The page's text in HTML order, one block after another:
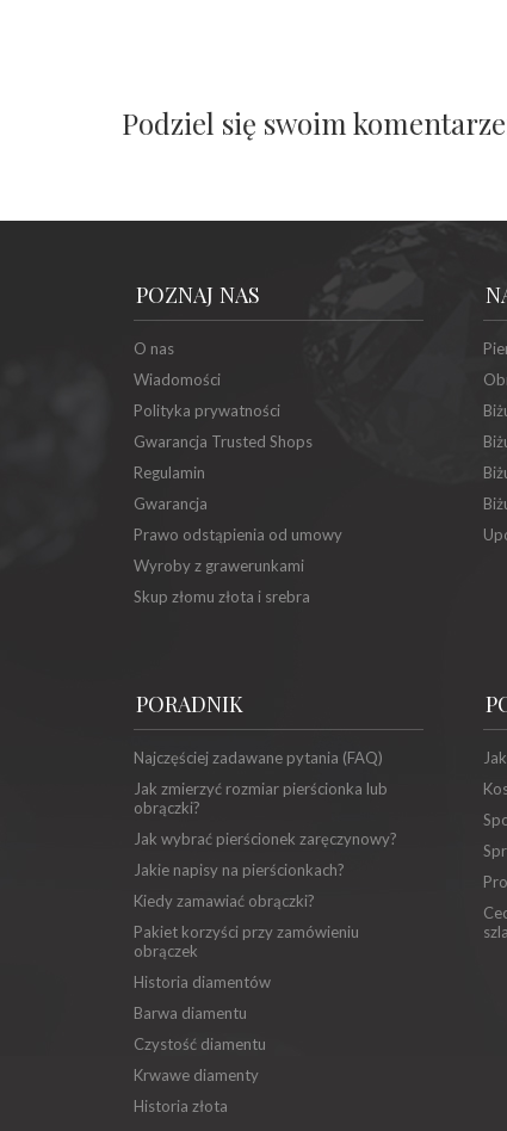
Podziel się swoim
POZNAJ NAS
O nas
Wiadomości
Polityka prywatności
Gwarancja Trusted Shops
Regulamin
Gwarancja
Prawo odstąpienia od umowy
Wyroby z grawerunkami
Skup złomu złota i srebra
PORADNIK
Najczęściej zadawane pytania (FAQ)
Jak zmierzyć rozmiar pierścionka lub
obrączki?
Jak wybrać pierścionek zaręczynowy?
Jakie napisy na pierścionkach?
Kiedy zamawiać obrączki?
Pakiet korzyści przy zamówieniu
obrączek
Historia diamentów
Barwa diamentu
Czystość diamentu
Krwawe diamenty
Historia złota